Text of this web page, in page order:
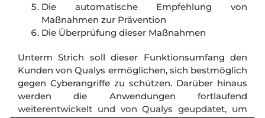
Die automatische Empfehlung von
Maßnahmen zur Prävention
Die Überprüfung dieser Maßnahmen
Unterm Strich soll dieser Funktionsumfang den
Kunden von Qualys ermöglichen, sich bestmöglich
gegen Cyberangriffe zu schützen. Darüber hinaus
werden die Anwendungen fortlaufend
weiterentwickelt und von Qualys geupdatet, um